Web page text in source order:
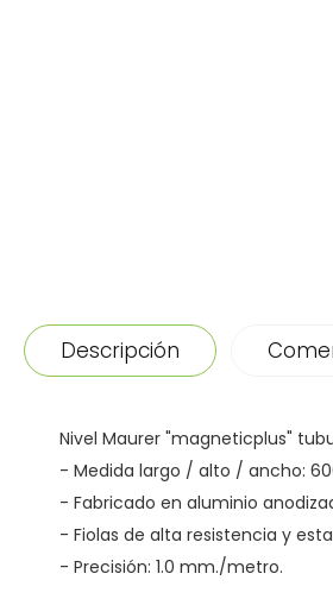
Descripción
Nivel Maurer "magneticplus"
- Medida largo / alto / ancho:
- Fabricado en aluminio
- Fiolas de alta resistencia y
- Precisión: 1.0 mm./metro.